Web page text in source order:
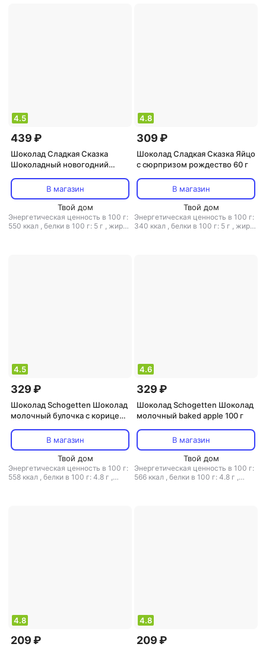
4.5
439 ₽
Шоколад Сладкая Сказка
Шоколадный новогодний
молочный, 75 г
В магазин
Твой дом
Энергетическая ценность в 100 г:
550 ккал , белки в 100 г: 5 г , жиры
4.8
309 ₽
Шоколад Сладкая Сказка Яйцо
с сюрпризом рождество 60 г
В магазин
Твой дом
Энергетическая ценность в 100 г:
340 ккал , белки в 100 г: 5 г , жиры
4.5
329 ₽
Шоколад Schogetten Шоколад
молочный булочка с корицей
В магазин
Твой дом
Энергетическая ценность в 100 г:
558 ккал , белки в 100 г: 4.8 г ,
4.6
329 ₽
Шоколад Schogetten Шоколад
молочный baked apple 100 г
В магазин
Твой дом
Энергетическая ценность в 100 г:
566 ккал , белки в 100 г: 4.8 г ,
4.8
209 ₽
4.8
209 ₽